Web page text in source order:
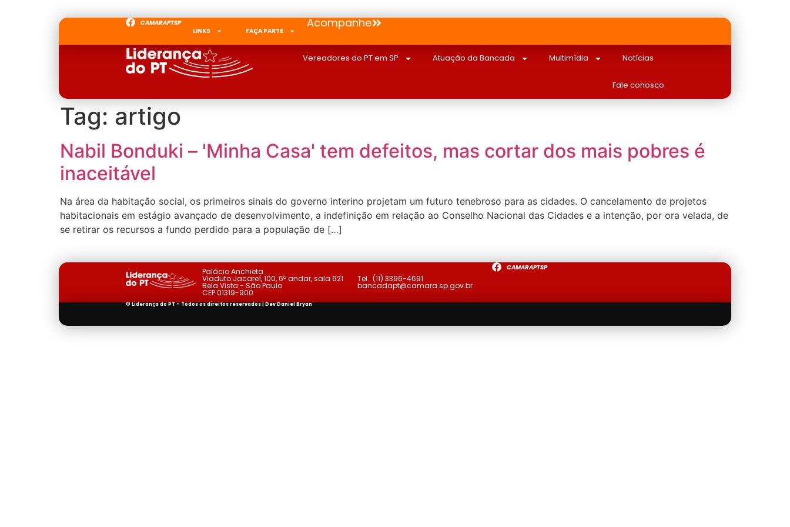
CAMARAPTSP
LINKS
FAÇA PARTE
Acompanhe
Vereadores do PT em SP Atuação da Bancada Multimídia Notícias
Fale conosco
Tag: artigo
Nabil Bonduki – 'Minha Casa' tem defeitos, mas cortar dos mais pobres é
inaceitável
Na área da habitação social, os primeiros sinais do governo interino projetam um futuro tenebroso para as cidades. O cancelamento de projetos
habitacionais em estágio avançado de desenvolvimento, a indefinição em relação ao Conselho Nacional das Cidades e a intenção, por ora velada, de
se retirar os recursos a fundo perdido para a população de […]
Palácio Anchieta
Viaduto Jacareí, 100, 6º andar, sala 621
Bela Vista - São Paulo
CEP 01319-900
Tel.: (11) 3396-4691
bancadapt@camara.sp.gov.br
CAMARAPTSP
© Liderança do PT - Todos os direitos reservados | DevDaniel Bryan